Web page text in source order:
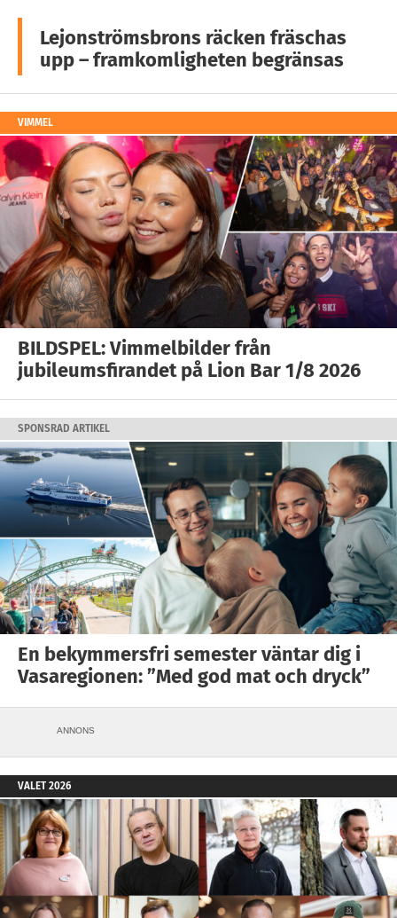
Lejonströmsbrons räcken fräschas
upp – framkomligheten begränsas
VIMMEL
BILDSPEL: Vimmelbilder från
jubileumsfirandet på Lion Bar 1/8 2026
SPONSRAD ARTIKEL
En bekymmersfri semester väntar dig i
Vasaregionen: ”Med god mat och dryck”
ANNONS
VALET 2026